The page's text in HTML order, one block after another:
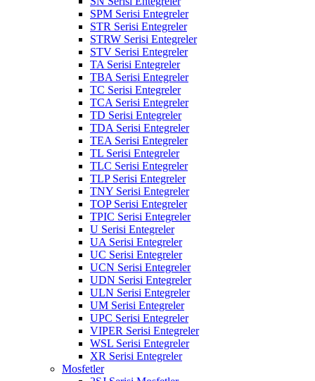
SPM Serisi Entegreler
STR Serisi Entegreler
STRW Serisi Entegreler
STV Serisi Entegreler
TA Serisi Entegreler
TBA Serisi Entegreler
TC Serisi Entegreler
TCA Serisi Entegreler
TD Serisi Entegreler
TDA Serisi Entegreler
TEA Serisi Entegreler
TL Serisi Entegreler
TLC Serisi Entegreler
TLP Serisi Entegreler
TNY Serisi Entegreler
TOP Serisi Entegreler
TPIC Serisi Entegreler
U Serisi Entegreler
UA Serisi Entegreler
UC Serisi Entegreler
UCN Serisi Entegreler
UDN Serisi Entegreler
ULN Serisi Entegreler
UM Serisi Entegreler
UPC Serisi Entegreler
VIPER Serisi Entegreler
WSL Serisi Entegreler
XR Serisi Entegreler
Mosfetler